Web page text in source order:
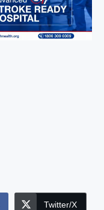
Twitter/X